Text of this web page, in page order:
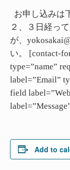
お申し込みは
２、３日経っ
が、
い。 [contact-
type=”name”
label=”Email”
field
Add to